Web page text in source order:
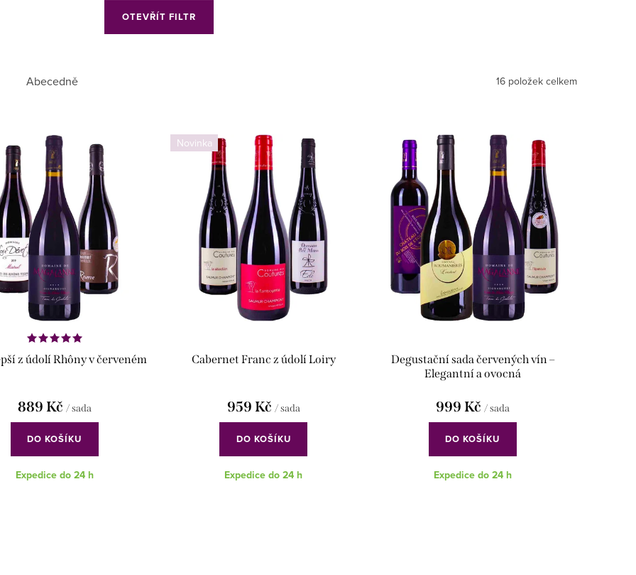
OTEVŘÍT FILTR
Abecedně 16 položek celkem
z údolí Rhôny v červeném
889 Kč / sada
DO KOŠÍKU
Expedice do 24 h
Novinka
Cabernet Franc z údolí Loiry
959 Kč / sada
DO KOŠÍKU
Expedice do 24 h
Degustační sada červených vín –
Elegantní a ovocná
999 Kč / sada
DO KOŠÍKU
Expedice do 24 h